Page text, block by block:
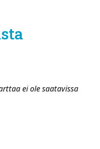
ei ole saatavissa